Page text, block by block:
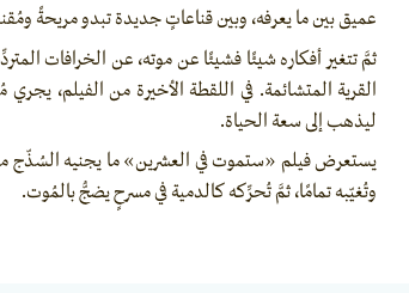
عميق بين ما يعرفه، وبين قناعاتٍ جديدة تبدو مريحةً
ثمَّ تتغير أفكاره شيئًا فشيئًا عن موته، عن الخرافات
القرية المتشائمة. في اللقطة الأخيرة من الفيلم،
ليذهب إلى سعة الحياة.
يستعرض فيلم «ستموت في العشرين» ما يجنيه السُذّج
وتُغيّبه تمامًا، ثمَّ تُحرِّكه كالدمية في مسرحٍ يضجُّ بالمُوت.